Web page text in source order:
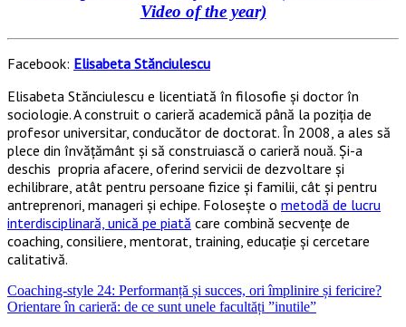
Video of the year)
Facebook: Elisabeta Stănciulescu
Elisabeta Stănciulescu e licentiată în filosofie și doctor în
sociologie. A construit o carieră academică până la poziția de
profesor universitar, conducător de doctorat. În 2008, a ales să
plece din învățământ și să construiască o carieră nouă. Și-a
deschis propria afacere, oferind servicii de dezvoltare și
echilibrare, atât pentru persoane fizice și familii, cât și pentru
antreprenori, manageri și echipe. Folosește o metodă de lucru
interdisciplinară, unică pe piată care combină secvențe de
coaching, consiliere, mentorat, training, educație și cercetare
calitativă.
Coaching-style 24: Performanță și succes, ori împlinire și fericire?
Orientare în carieră: de ce sunt unele facultăți ”inutile”